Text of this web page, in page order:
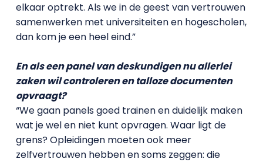
elkaar optrekt. Als we in de geest van vertrouwen
samenwerken met universiteiten en hogescholen,
dan kom je een heel eind.”
En als een panel van deskundigen nu allerlei
zaken wil controleren en talloze documenten
opvraagt?
“We gaan panels goed trainen en duidelijk maken
wat je wel en niet kunt opvragen. Waar ligt de
grens? Opleidingen moeten ook meer
zelfvertrouwen hebben en soms zeggen: die